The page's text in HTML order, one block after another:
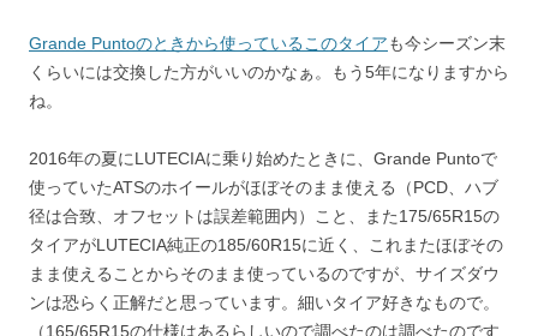
Grande Puntoのときから使っているこのタイアも今シーズン末
くらいには交換した方がいいのかなぁ。もう5年になりますから
ね。
2016年の夏にLUTECIAに乗り始めたときに、Grande Puntoで
使っていたATSのホイールがほぼそのまま使える（PCD、ハブ
径は合致、オフセットは誤差範囲内）こと、また175/65R15の
タイアがLUTECIA純正の185/60R15に近く、これまたほぼその
まま使えることからそのまま使っているのですが、サイズダウ
ンは恐らく正解だと思っています。細いタイア好きなもので。
（165/65R15の仕様はあるらしいので調べたのは調べたのです